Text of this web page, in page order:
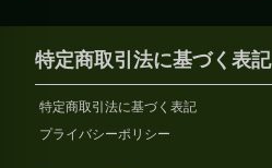
特定商取引法に基づく表記
特定商取引法に基づく表記
プライバシーポリシー